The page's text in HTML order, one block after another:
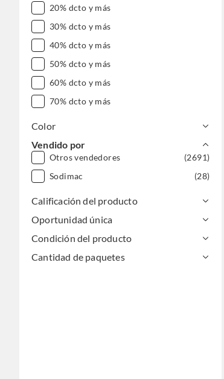
20% dcto y más
30% dcto y más
40% dcto y más
50% dcto y más
60% dcto y más
70% dcto y más
Color
Vendido por
Otros vendedores
(2691)
Sodimac
(28)
Calificación del producto
Oportunidad única
Condición del producto
Cantidad de paquetes